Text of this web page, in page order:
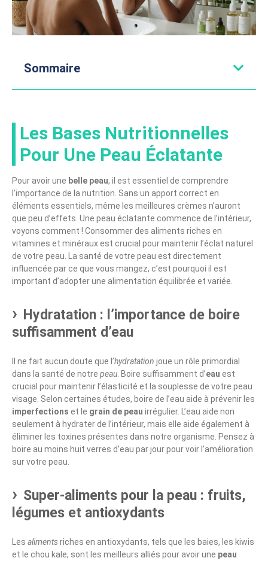
Sommaire
Les Bases Nutritionnelles
Pour Une Peau Éclatante
Pour avoir une belle peau, il est essentiel de comprendre
l’importance de la nutrition. Sans un apport correct en
éléments essentiels, même les meilleures crèmes n’auront
que peu d’effets. Une peau éclatante commence de l’intérieur,
voyons comment ! Consommer des aliments riches en
vitamines et minéraux est crucial pour maintenir l’éclat naturel
de votre peau. La santé de votre peau est directement
influencée par ce que vous mangez, c’est pourquoi il est
important d’adopter une alimentation équilibrée et variée.
Hydratation : l’importance de boire
suffisamment d’eau
Il ne fait aucun doute que l’hydratation joue un rôle primordial
dans la santé de notre peau . Boire suffisamment d’eau est
crucial pour maintenir l’élasticité et la souplesse de votre peau
visage. Selon certaines études, boire de l’eau aide à prévenir les
imperfections et le grain de peau irrégulier. L’eau aide non
seulement à hydrater de l’intérieur, mais elle aide également à
éliminer les toxines présentes dans notre organisme. Pensez à
boire au moins huit verres d’eau par jour pour voir l’amélioration
sur votre peau.
Super-aliments pour la peau : fruits,
légumes et antioxydants
Les alimentsriches en antioxydants, tels que les baies, les kiwis
et le chou kale, sont les meilleurs alliés pour avoir une peau